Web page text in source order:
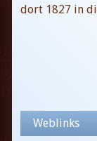
dort 1827 in
Weblinks